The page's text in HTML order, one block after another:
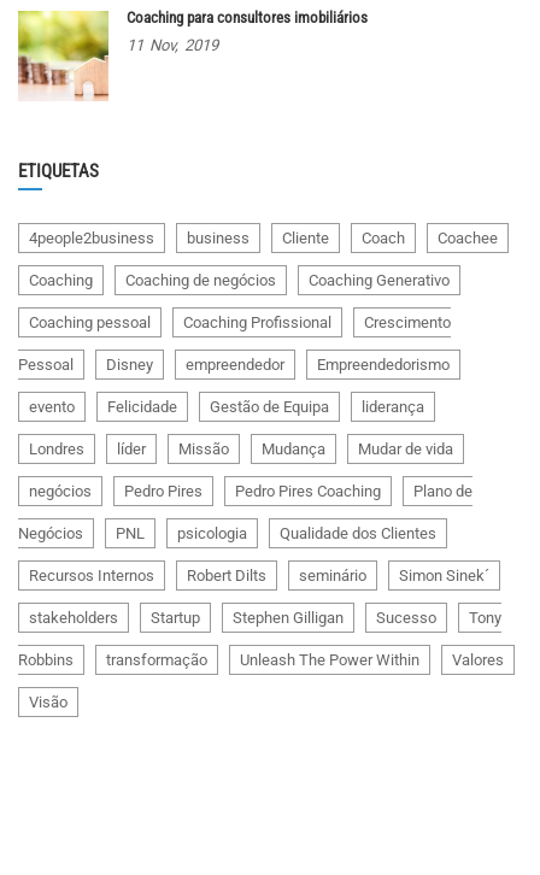
Coaching para consultores imobiliários
11 Nov, 2019
ETIQUETAS
4people2business business Cliente Coach Coachee
Coaching Coaching de negócios Coaching Generativo
Coaching pessoal Coaching Profissional Crescimento
Pessoal Disney empreendedor Empreendedorismo
evento Felicidade Gestão de Equipa liderança
Londres líder Missão Mudança Mudar de vida
negócios Pedro Pires Pedro Pires Coaching Plano de
Negócios PNL psicologia Qualidade dos Clientes
Recursos Internos Robert Dilts seminário Simon Sinek´
stakeholders Startup Stephen Gilligan Sucesso Tony
Robbins transformação Unleash The Power Within Valores
Visão